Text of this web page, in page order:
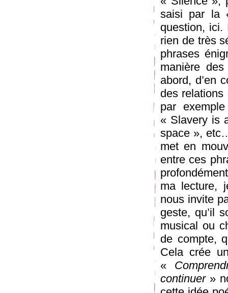
saisi par la
question, ici.
rien de très
phrases
manière
abord, d’en
des
par
« Slavery is
space »,
met en
entre ces
ma lecture,
nous invite
geste, qu’il
musical ou
de compte,
Cela crée
«
continuer»